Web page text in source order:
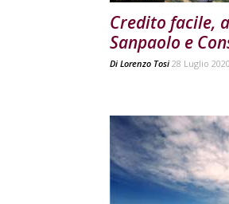
Credito facile,
Sanpaolo e
Di Lorenzo Tosi 28 Luglio 2020